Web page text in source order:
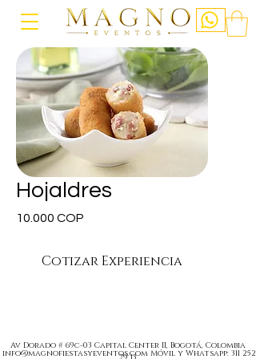
Hojaldres
10.000 COP
Cotizar Experiencia
Av Dorado # 69c-03 Capital Center II, Bogotá, Colombia
info@magnofiestasyeventos.com Móvil y Whatsapp: 311 252